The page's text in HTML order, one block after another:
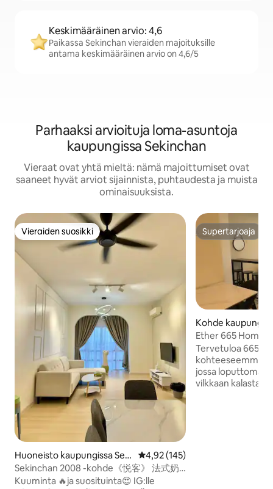
Keskimääräinen arvio: 4,6
Paikassa Sekinchan vieraiden majoituksille
antama keskimääräinen arvio on 4,6/5
Parhaaksi arvioituja loma-asuntoja
kaupungissa Sekinchan
Vieraat ovat yhtä mieltä: nämä majoittumiset ovat
saaneet hyvät arviot sijainnista, puhtaudesta ja muista
ominaisuuksista.
Vieraiden suosikki
Vieraiden suosikki
Huoneisto kaupungissa Seki
nchan
Keskimääräinen arvio 4,92/5,
4,92 (145)
Sekinchan 2008 -kohde《悦客》 法式奶
油风名宿
Kuuminta 🔥ja suosituinta😍 IG:lle
Supertarjoaja
Supertarjoaja
Kohde
Ether 665
Tervetuloa
kohteeseemme
jossa loputtomat
vilkkaan